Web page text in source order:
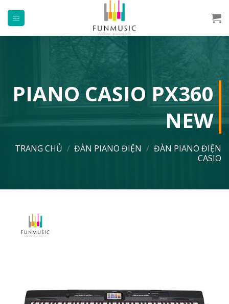
đến
PIANO CASIO PX360
NEW
TRANG CHỦ / ĐÀN PIANO ĐIỆN / ĐÀN PIANO ĐIỆN
CASIO